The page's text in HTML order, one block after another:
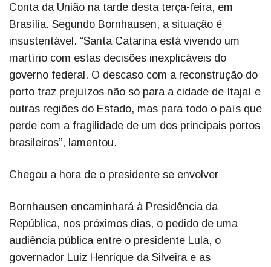
Conta da União na tarde desta terça-feira, em
Brasília. Segundo Bornhausen, a situação é
insustentável. “Santa Catarina está vivendo um
martírio com estas decisões inexplicáveis do
governo federal. O descaso com a reconstrução do
porto traz prejuízos não só para a cidade de Itajaí e
outras regiões do Estado, mas para todo o país que
perde com a fragilidade de um dos principais portos
brasileiros”, lamentou.
Chegou a hora de o presidente se envolver
Bornhausen encaminhará à Presidência da
República, nos próximos dias, o pedido de uma
audiência pública entre o presidente Lula, o
governador Luiz Henrique da Silveira e as